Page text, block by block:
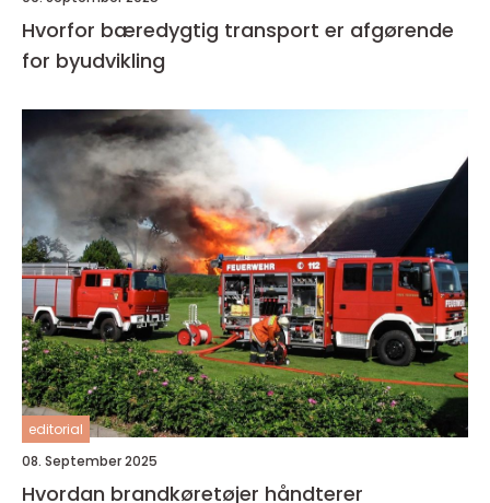
Hvorfor bæredygtig transport er afgørende
for byudvikling
editorial
08. September 2025
Hvordan brandkøretøjer håndterer